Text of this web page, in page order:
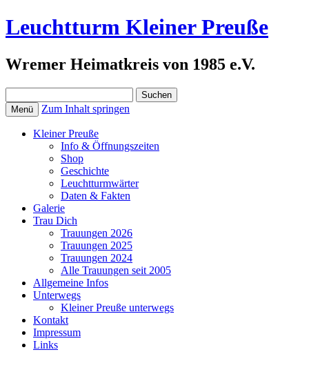
Leuchtturm Kleiner Preuße
Wremer Heimatkreis von 1985 e.V.
nach:
Menü Zum Inhalt springen
Kleiner Preuße
Info & Öffnungszeiten
Shop
Geschichte
Leuchtturmwärter
Daten & Fakten
Galerie
Trau Dich
Trauungen 2026
Trauungen 2025
Trauungen 2024
Alle Trauungen seit 2005
Allgemeine Infos
Unterwegs
Kleiner Preuße unterwegs
Kontakt
Impressum
Links